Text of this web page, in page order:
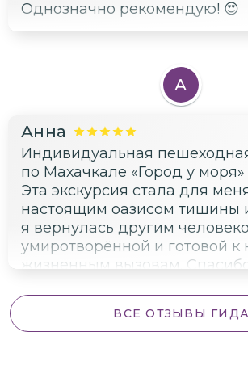
Однозначно рекомендую! 😍
А
Анна
Индивидуальная
по Махачкале «Город у моря»
Эта экскурсия стала для
настоящим оазисом тишины
я вернулась другим
умиротворённой и готовой к
жизненным вызовам.
ВСЕ ОТЗЫВЫ ГИДА